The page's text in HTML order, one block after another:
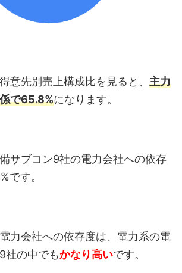
意先別売上構成比を見ると、 主力
で65.8%になります。
サブコン9社の電力会社への依存
です。
力会社への依存度は、電力系の電
社の中でもかなり高いです。